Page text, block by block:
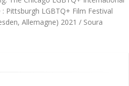
Pittsburgh LGBTQ+ Film Festival
Allemagne) 2021 / Soura